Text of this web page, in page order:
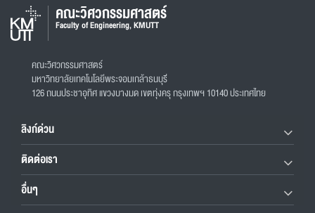
คณะวิศวกรรมศาสตร์
Faculty of Engineering, KMUTT
คณะวิศวกรรมศาสตร์
มหาวิทยาลัยเทคโนโลยีพระจอมเกล้าธนบุรี
126 ถนนประชาอุทิศ แขวงบางมด เขตทุ่งครุ กรุงเทพฯ 10140 ประเทศไทย
ลิงก์ด่วน
ติดต่อเรา
อื่นๆ